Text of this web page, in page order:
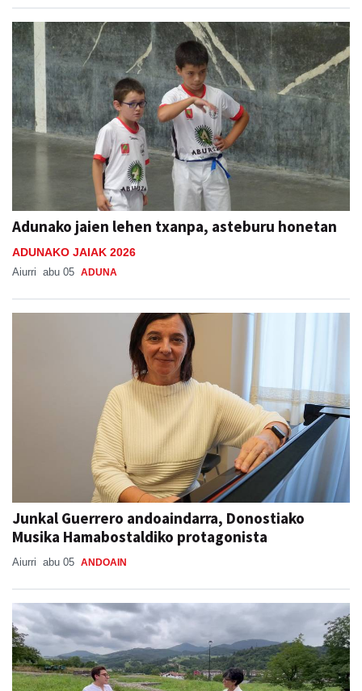
Adunako jaien lehen txanpa, asteburu honetan
ADUNAKO JAIAK 2026
Aiurri abu 05 ADUNA
Junkal Guerrero andoaindarra, Donostiako
Musika Hamabostaldiko protagonista
Aiurri abu 05 ANDOAIN